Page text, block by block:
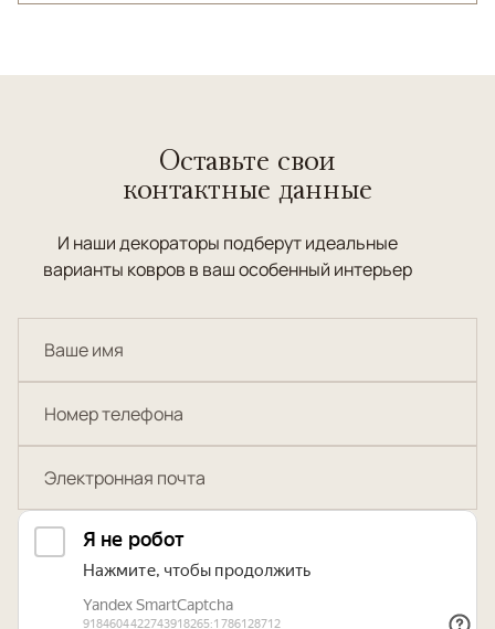
Оставьте свои
контактные данные
И наши декораторы подберут идеальные
варианты ковров в ваш особенный интерьер